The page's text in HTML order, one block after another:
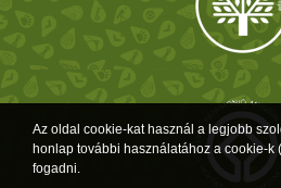
Az oldal cookie-kat használ a legjobb
honlap további használatához a cookie-k
fogadni.